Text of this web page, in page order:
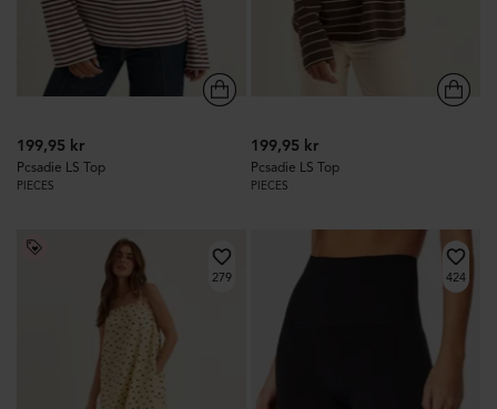
199,95 kr
Pcsadie LS Top
PIECES
199,95 kr
Pcsadie LS Top
PIECES
279 424